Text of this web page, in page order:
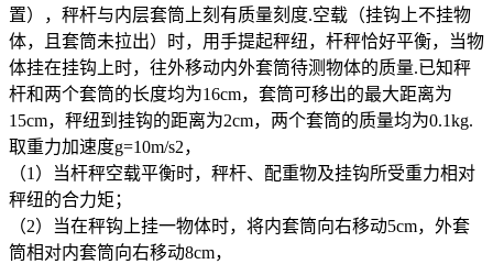
置），秤杆与内层套筒上刻有质量刻度.空载（挂钩上不挂物
体，且套筒未拉出）时，用手提起秤纽，杆秤恰好平衡，当物
体挂在挂钩上时，往外移动内外套筒待测物体的质量.已知秤
杆和两个套筒的长度均为16cm，套筒可移出的最大距离为
15cm，秤纽到挂钩的距离为2cm，两个套筒的质量均为0.1kg.
取重力加速度g=10m/s2，
（1）当杆秤空载平衡时，秤杆、配重物及挂钩所受重力相对
秤纽的合力矩；
（2）当在秤钩上挂一物体时，将内套筒向右移动5cm，外套
筒相对内套筒向右移动8cm，